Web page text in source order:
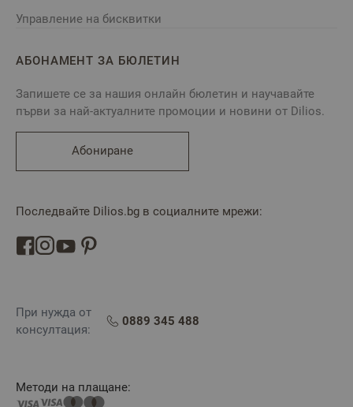
Управление на бисквитки
АБОНАМЕНТ ЗА БЮЛЕТИН
Запишете се за нашия онлайн бюлетин и научавайте
първи за най-актуалните промоции и новини от Dilios.
Абониране
Последвайте Dilios.bg в социалните мрежи:
При нужда от
консултация:
0889 345 488
Методи на плащане: